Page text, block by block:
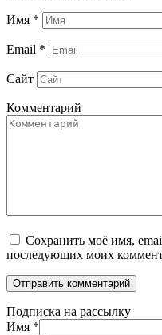
Имя *
Email *
Сайт
Комментарий
Сохранить моё имя,
последующих моих
Подписка на рассылку
Имя *